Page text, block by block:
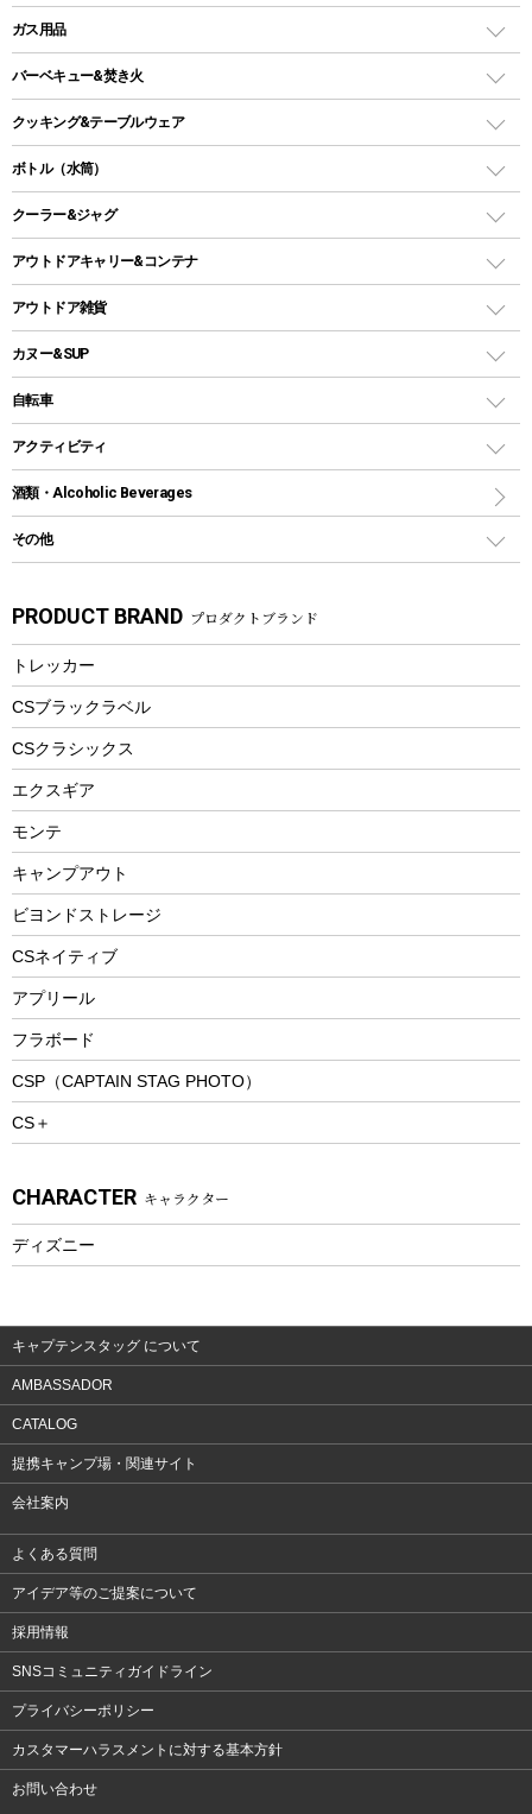
ロッジ型・オリジナルテント
タープ
スクエアタープ（レクタタープ）
メッシュタープ
自立式タープ
パラソル
テントアクセサリー
ペグ
グランドシート
ガイドロープ
ツール
レジャーシート
LEDランタン
ガスランタン
オイルランタン
LEDライト
ヘッドライト
キャンドル
ガス用品
ガスバーナー
ガス缶
ガストーチ、ライター
バーベキュー&焚き火
バーベキューコンロ、グリル
焚き火台タイプ（ロースタイル）グリル
卓上タイプグリル
パーティータイプグリル
鉄板、アミ
焚き火台&ストーブ
火起こし
バーベキューツール
クッキング&テーブルウェア
ダッチオーブン
ホットサンドメーカー
クッカーセット
シェラカップ
クッキングツール
ナイフ
カトラリー
マグカップ、カップ
ステンレスボトル
フードボトル
トレー
ランチョンマット
ランチボックス
ボトル（水筒）
ステンレスボトル
コップ付きタイプ
ワンタッチタイプ
プラスチックボトル
ディズニーボトル
クーラー&ジャグ
クーラーボックス
クーラーバッグ
ウォータージャグ
保冷剤
アウトドアキャリー&コンテナ
アウトドアキャリー
アウトドア雑貨
バックパック&バッグ
リュック、バックパック
トートバッグ、サコッシュ
ショッピングキャリー
その他アウトドア雑貨
スプレー関係
ツール、他
カヌー&SUP
インフレータブル
カヤック
パドル
ヘルメット
エアーポンプ
アクセサリー
自転車
折りたたみ自転車
スポーツサイクル
シティサイクル
自転車ウェア
アクティビティ
マリン
ラッシュガード
パラソル
フローティングベスト
ヘルメット
エアーポンプ
ビーチテント
ウィンター
スノーシュー
防寒ウェア
トレッキング
トレッキングアクセサリー
プレイグッズ
ウェルネス
ウェア、タオル
ウェア
酒類・Alcoholic Beverages
その他
湯たんぽ
防災用品
PRODUCT BRAND プロダクトブランド
トレッカー
CSブラックラベル
CSクラシックス
エクスギア
モンテ
キャンプアウト
ビヨンドストレージ
CSネイティブ
アプリール
フラボード
CSP（CAPTAIN STAG PHOTO）
CS＋
CHARACTER キャラクター
ディズニー
キャプテンスタッグ について
AMBASSADOR
CATALOG
提携キャンプ場・関連サイト
会社案内
よくある質問
アイデア等のご提案について
採用情報
SNSコミュニティガイドライン
プライバシーポリシー
カスタマーハラスメントに対する基本方針
お問い合わせ